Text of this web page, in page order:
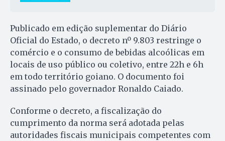
Publicado em edição suplementar do Diário
Oficial do Estado, o decreto nº 9.803 restringe o
comércio e o consumo de bebidas alcoólicas em
locais de uso público ou coletivo, entre 22h e 6h
em todo território goiano. O documento foi
assinado pelo governador Ronaldo Caiado.
Conforme o decreto, a fiscalização do
cumprimento da norma será adotada pelas
autoridades fiscais municipais competentes com